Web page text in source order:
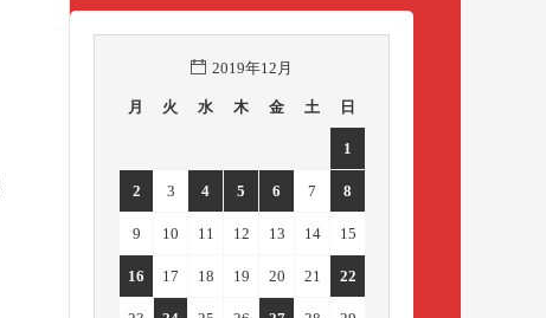
2019年12月
月 火 水 木 金 土 日
1
2 3 4 5 6 7 8
9 10 11 12 13 14 15
16 17 18 19 20 21 22